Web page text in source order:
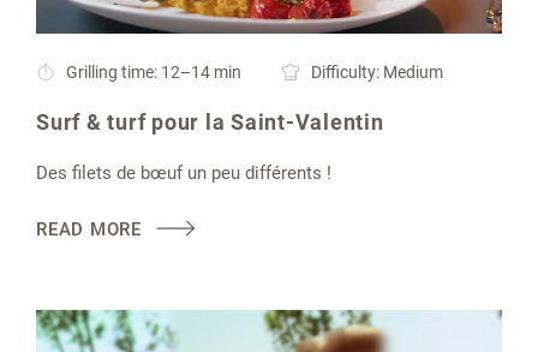
Grilling time: 12–14 min Difficulty: Medium
Surf & turf pour la Saint-Valentin
Des filets de bœuf un peu différents !
READ MORE